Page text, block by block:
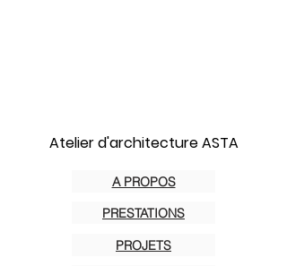
A PROPOS
PRESTATIONS
PROJETS
Atelier d'architecture ASTA